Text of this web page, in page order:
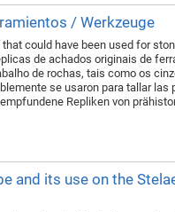
/ Werkzeuge
could have been used for
de achados originais de
de rochas, tais como os
se usaron para tallar las
Repliken von
and its use on the